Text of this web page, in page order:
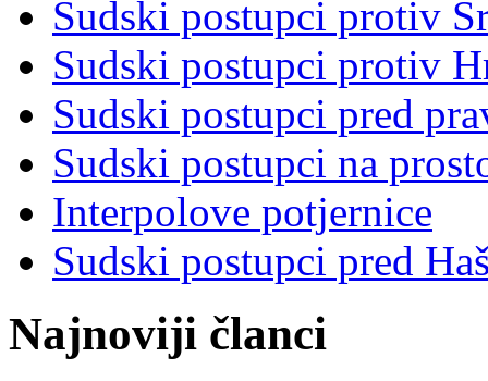
Sudski postupci protiv
Sudski postupci protiv
Sudski postupci pred
Sudski postupci na
Interpolove potjernice
Sudski postupci pred
Najnoviji članci